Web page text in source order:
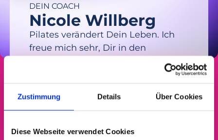
Zustimmung Details Über Cookies
Diese Webseite verwendet Cookies
DEIN COACH
Nicole Willberg
Pilates verändert Dein Leben. Ich
freue mich sehr, Dir in den
nächsten 8 Wochen dabei zu helfen,
entwickeln. Ich wünsche mir, dass
ich Dich mit meiner Begeisterung
für dieses fantastische Training